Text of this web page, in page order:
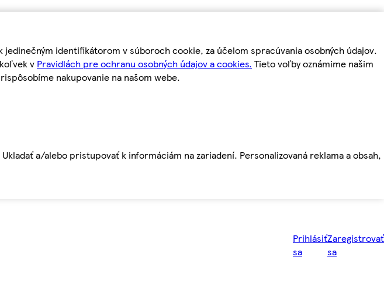
identifikátorom v súboroch cookie, za účelom spracúvania osobných údajov.
v Pravidlách pre ochranu osobných údajov a cookies. Tieto voľby oznámime našim
nakupovanie na našom webe.
a/alebo pristupovať k informáciám na zariadení. Personalizovaná reklama a obsah,
Prihlásiť
sa
Zaregistrovať
sa